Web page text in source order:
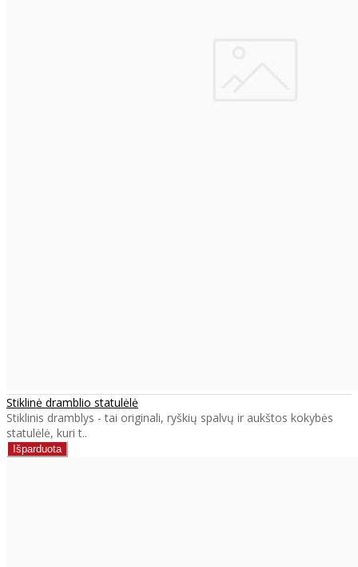
Stiklinė dramblio statulėlė
Stiklinis dramblys - tai originali, ryškių spalvų ir aukštos kokybės
statulėlė, kuri t..